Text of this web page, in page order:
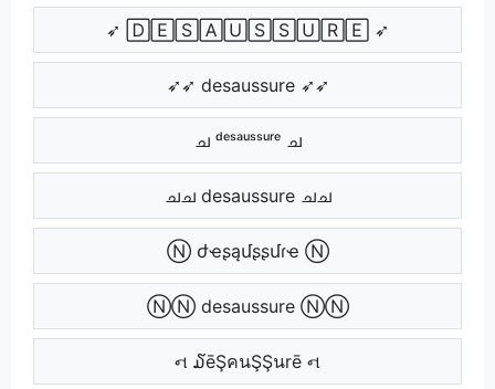
➶ 🄳🄴🅂🄰🅄🅂🅂🅄🅁🄴 ➶
➶➶ desaussure ➶➶
ച ᵈᵉˢᵃᵘˢˢᵘʳᵉ ച
ചച desaussure ചച
Ⓝ ժҽʂąմʂʂմɾҽ Ⓝ
ⓃⓃ desaussure ⓃⓃ
ન ໓ēŞคนŞŞนrē ન